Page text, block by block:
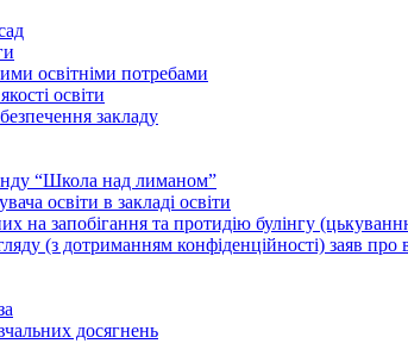
освітніми потребами
освіти
закладу
“Школа над лиманом”
освіти в закладі освіти
на запобігання та протидію булінгу
(з дотриманням конфіденційності) заяв про
досягнень